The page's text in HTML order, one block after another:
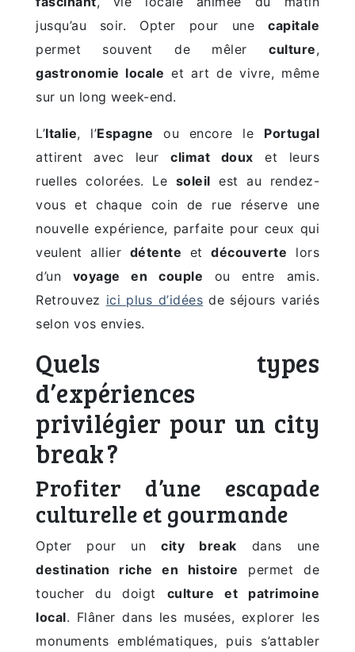
jusqu’au soir. Opter pour une capitale
permet souvent de mêler culture,
gastronomie locale et art de vivre, même
sur un long week-end.
L’Italie, l’Espagne ou encore le Portugal
attirent avec leurclimat doux et leurs
ruelles colorées. Le soleil est au rendez-
vous et chaque coin de rue réserve une
nouvelle expérience, parfaite pour ceux qui
veulent allier détente etdécouverte lors
d’un voyage en couple ou entre amis.
Retrouvez ici plus d’idées de séjours variés
selon vos envies.
Quels types
d’expériences
privilégier pour un city
break ?
Profiter d’une escapade
culturelle et gourmande
Opter pour uncity break dans une
destination riche en histoire permet de
toucher du doigt culture et patrimoine
local. Flâner dans les musées, explorer les
monuments emblématiques, puis s’attabler